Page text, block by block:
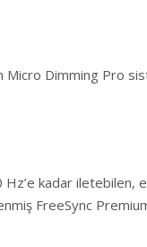
Dimming Pro
kadar iletebilen,
FreeSync